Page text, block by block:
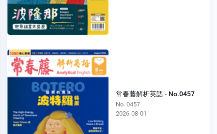
常春藤解析英語 - No.0457
No. 0457
2026-08-01